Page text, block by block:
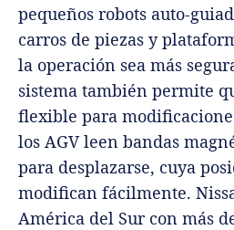
pequeños robots auto-
carros de piezas y
la operación sea más
sistema también permite
flexible para
los AGV leen bandas
para desplazarse, cuya
modifican fácilmente.
América del Sur con más